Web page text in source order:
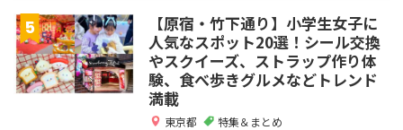
【原宿・竹下通り】小学生女子に
人気なスポット20選！シール交換
やスクイーズ、ストラップ作り体
験、食べ歩きグルメなどトレンド
満載
東京都 特集＆まとめ